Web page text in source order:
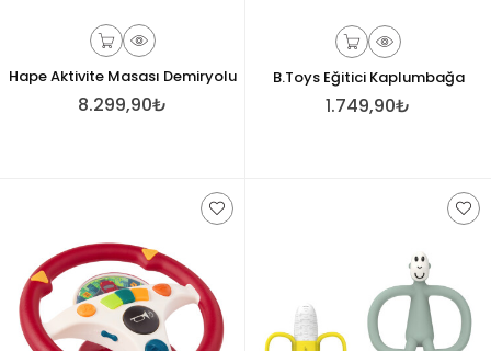
Hape Aktivite Masası Demiryolu
8.299,90₺
B.Toys Eğitici Kaplumbağa
1.749,90₺